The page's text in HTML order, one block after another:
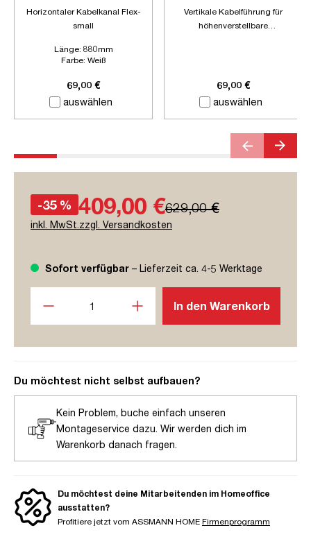
auswählen
Horizontaler Kabelkanal Flex-
small
Länge: 880mm
Farbe: Weiß
69,00 €
auswählen
Vertikale Kabelführung für
höhenverstellbare
69,00 €
-35 % 409,00 €629,00 €
inkl. MwSt.zzgl. Versandkosten
Sofort verfügbar – Lieferzeit ca. 4-5 Werktage
In den Warenkorb
Du möchtest nicht selbst aufbauen?
Kein Problem, buche einfach unseren
Montageservice dazu. Wir werden dich im
Warenkorb danach fragen.
Du möchtest deine Mitarbeitenden im Homeoffice
ausstatten?
Profitiere jetzt vom ASSMANN HOME Firmenprogramm